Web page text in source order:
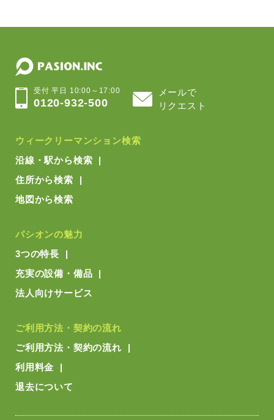
受付 平日 10:00～17:00
0120-932-500
メールで
リクエスト
ウィークリーマンション検索
沿線・駅から検索
住所から検索
地図から検索
パシオンの魅力
3つの特長
充実の設備・備品
法人向けサービス
ご利用方法・契約の流れ
ご利用方法・契約の流れ
利用料金
退去について